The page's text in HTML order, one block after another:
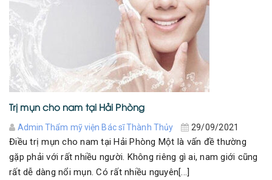
Trị mụn cho nam tại Hải Phòng
Admin Thẩm mỹ viện Bác sĩ Thành Thủy 29/09/2021
Điều trị mụn cho nam tại Hải Phòng Một là vấn đề thường
gặp phải với rất nhiều người. Không riêng gì ai, nam giới cũng
rất dễ dàng nổi mụn. Có rất nhiều nguyên[...]